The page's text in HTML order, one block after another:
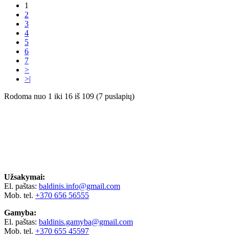
1
2
3
4
5
6
7
>
>|
Rodoma nuo 1 iki 16 iš 109 (7 puslapių)
Užsakymai:
El. paštas: baldinis.info@gmail.com
Mob. tel. +370 656 56555
Gamyba:
El. paštas: baldinis.gamyba@gmail.com
Mob. tel. +370 655 45597